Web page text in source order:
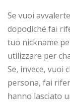
Se vuoi
dopodiché fai
tuo nickname
utilizzare per
Se, invece, vuoi
persona, fai
hanno lasciato